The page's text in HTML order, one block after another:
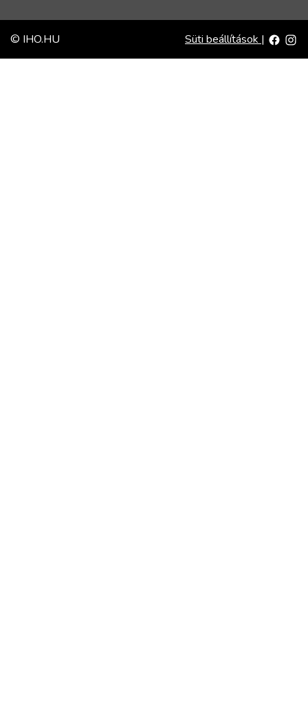
© IHO.HU Süti beállítások |